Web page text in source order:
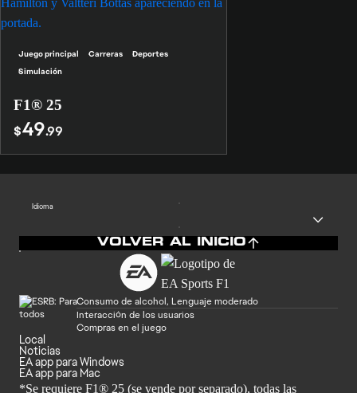
Juego principal Carreras
Deportes
Simulación
F1® 25
$49.99
Idioma
VOLVER AL INICIO
Consumo de alcohol, Lenguaje moderado
Interacción de los usuarios
Compras en el juego
Local
Noticias
EA app para Windows
EA app para Mac
*Se requiere F1® 25 (se vende por separado), todas las